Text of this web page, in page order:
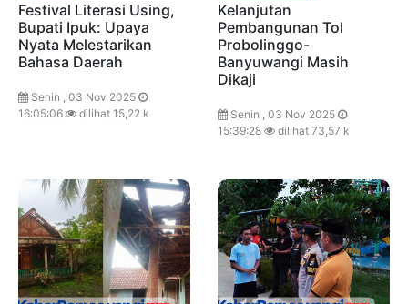
Festival Literasi Using,
Bupati Ipuk: Upaya
Nyata Melestarikan
Bahasa Daerah
Senin , 03 Nov 2025
16:05:06
dilihat 15,22 k
Kelanjutan
Pembangunan Tol
Probolinggo-
Banyuwangi Masih
Dikaji
Senin , 03 Nov 2025
15:39:28
dilihat 73,57 k